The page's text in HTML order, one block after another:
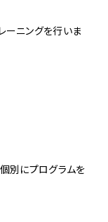
ーニングを行いま
別にプログラムを